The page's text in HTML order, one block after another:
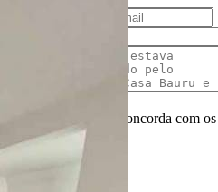
Ao ENVIAR você concorda com os
Privacidade
enviar mensagem